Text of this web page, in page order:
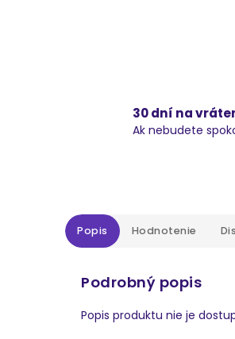
30 dní na
Ak nebudete
Popis Hodnotenie
Podrobný popis
Popis produktu nie je